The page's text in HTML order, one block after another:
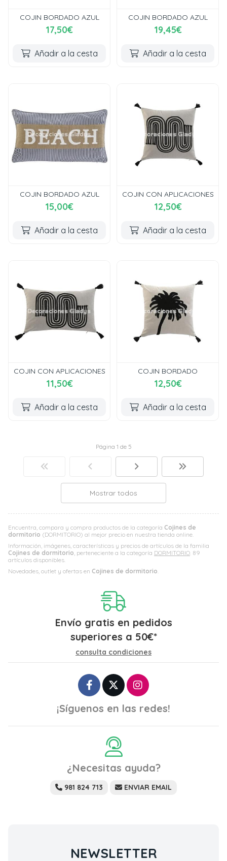
Encuentra, compara y compra productos de la categoría Cojines de
dormitorio (DORMITORIO) al mejor precio en nuestra tienda online.
Información, imágenes, características y precios de artículos de la familia
Cojines de dormitorio, perteneciente a la categoría DORMITORIO. 89
artículos disponibles.
Novedades, outlet y ofertas en Cojines de dormitorio.
COJIN BORDADO AZUL
17,50€
Añadir a la cesta
COJIN BORDADO AZUL
19,45€
Añadir a la cesta
COJIN BORDADO AZUL
15,00€
Añadir a la cesta
COJIN CON APLICACIONES
12,50€
Añadir a la cesta
COJIN CON APLICACIONES
11,50€
Añadir a la cesta
COJIN BORDADO
12,50€
Añadir a la cesta
Página 1 de 5
Mostrar todos
Envío gratis en pedidos
superiores a 50€*
consulta condiciones
¡Síguenos en las redes!
¿Necesitas ayuda?
981 824 713 ENVIAR EMAIL
NEWSLETTER